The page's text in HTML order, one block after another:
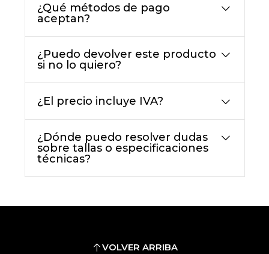
¿Qué métodos de pago
aceptan?
¿Puedo devolver este producto
si no lo quiero?
¿El precio incluye IVA?
¿Dónde puedo resolver dudas
sobre tallas o especificaciones
técnicas?
VOLVER ARRIBA